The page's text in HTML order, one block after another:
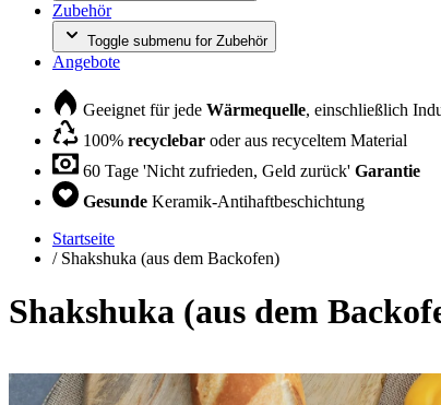
Zubehör
Toggle submenu for Zubehör
Angebote
Geeignet für jede Wärmequelle, einschließlich
100% recyclebar oder aus recyceltem Material
60 Tage 'Nicht zufrieden, Geld zurück' Garantie
Gesunde Keramik-Antihaftbeschichtung
Startseite
/ Shakshuka (aus dem Backofen)
Shakshuka (aus dem